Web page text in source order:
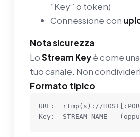
“Key” o token)
Connessione con
Nota sicurezza
LoStream Keyè come
tuo canale. Non
Formato tipico
URL:  rtmp(s)://
Key:  STREAM_NAME